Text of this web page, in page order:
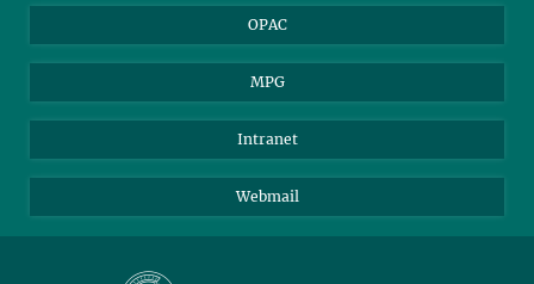
OPAC
MPG
Intranet
Webmail